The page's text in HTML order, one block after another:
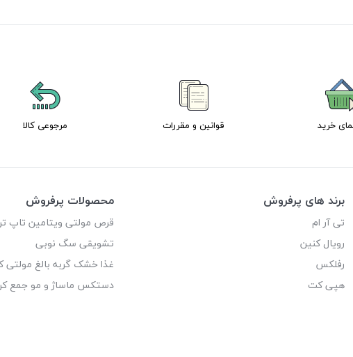
خرید قوانین و مقررات مرجوعی کالا
برند های پرفروش
تی آر ام
رویال کنین
رفلکس
هپی کت
محصولات پرفروش
قرص مولتی ویتامین تاپ
تشویقی سگ نوبی
غذا خشک گربه بالغ مولتی
دستکس ماساژ و مو جمع